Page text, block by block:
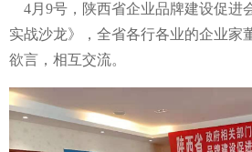
4月9号，陕西省企业品牌建设促进
实战沙龙》，全省各行各业的企业家
欲言，相互交流。